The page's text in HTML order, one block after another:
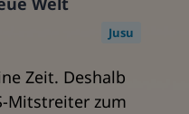
Jusu
Zeit. Deshalb
Mitstreiter zum